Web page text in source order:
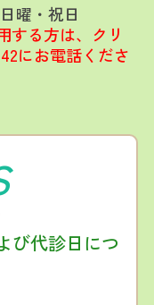
曜・祝日
する方は、クリ
にお電話くださ
び代診日につ